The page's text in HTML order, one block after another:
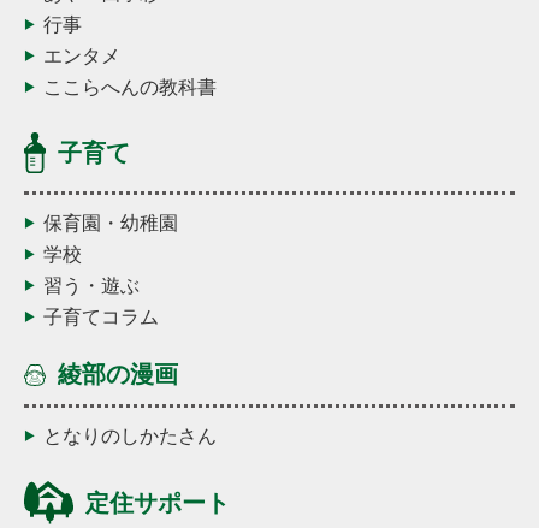
行事
エンタメ
ここらへんの教科書
子育て
保育園・幼稚園
学校
習う・遊ぶ
子育てコラム
綾部の漫画
となりのしかたさん
定住サポート